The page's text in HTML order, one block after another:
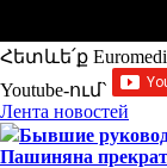
Հետևե՛ք
Youtube-ում`
Лента новостей
Бывшие
Пашиняна